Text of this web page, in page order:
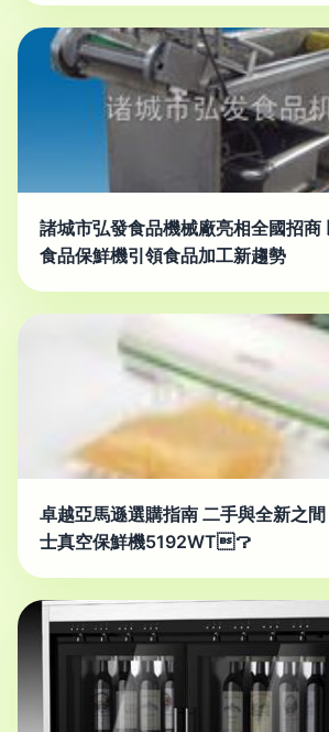
諸城市弘發食品機械廠亮相全國招商
食品保鮮機引領食品加工新趨勢
卓越亞馬遜選購指南 二手與全新之
士真空保鮮機5192WT？